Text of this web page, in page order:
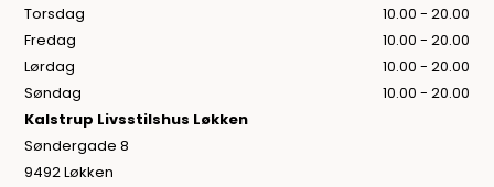
Torsdag
10.00 - 20.00
Fredag
10.00 - 20.00
Lørdag
10.00 - 20.00
Søndag
10.00 - 20.00
Kalstrup Livsstilshus Løkken
Søndergade 8
9492 Løkken